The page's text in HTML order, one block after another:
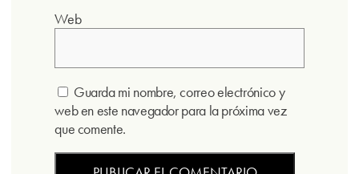
Web
Guarda mi nombre, correo electrónico y
web en este navegador para la próxima vez
que comente.